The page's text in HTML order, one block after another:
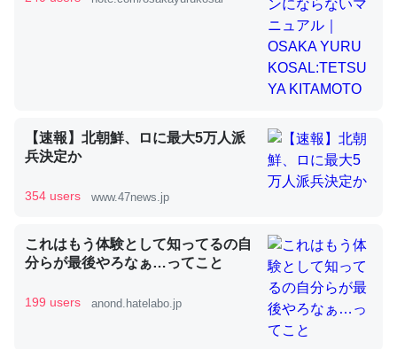
─GPTの仕組みと限界についての考察（１） - conceptualization
昆虫ってカルシウム少ないのか。知らんかった。調べたら
コオロギのカルシウム分はエビの600分の1程度。
─ニュース :: 【研究発表】昆虫学の大問題＝「昆虫はなぜ海にいな
いのか」に関する新仮説
論文では「淡水はカルシウムも酸素も不足してて両方に不
利だから両方が拮抗してるのでは」とあって面白い。海に
【速報】北朝鮮、ロに最大5万人派
兵決定か
354 users www.47news.jp
これはもう体験として知ってるの自
分らが最後やろなぁ…ってこと
199 users anond.hatelabo.jp